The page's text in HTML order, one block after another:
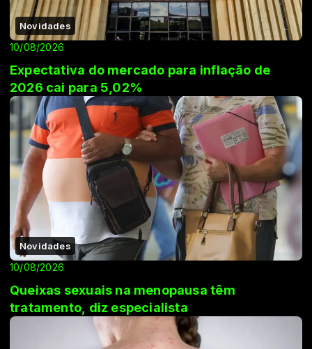
Novidades
10/08/2026
Expectativa do mercado para inflação de
2026 cai para 5,02%
Novidades
10/08/2026
Queixas sexuais na menopausa têm
tratamento, diz especialista